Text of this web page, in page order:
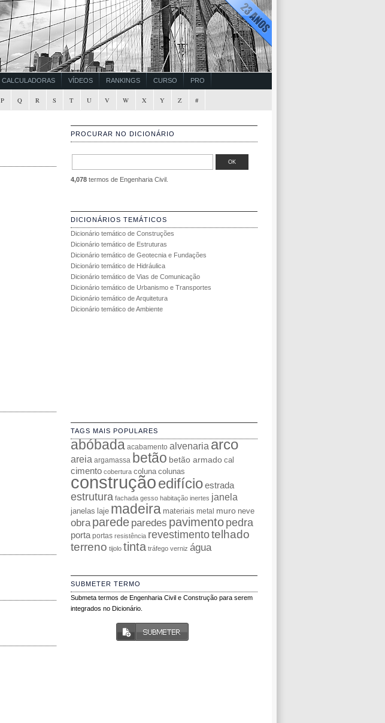
CALCULADORAS VÍDEOS RANKINGS CURSO PRO
P Q R S T U V W X Y Z #
PROCURAR NO DICIONÁRIO
4,078termos de Engenharia Civil.
DICIONÁRIOS TEMÁTICOS
Dicionário temático de Construções
Dicionário temático de Estruturas
Dicionário temático de Geotecnia e Fundações
Dicionário temático de Hidráulica
Dicionário temático de Vias de Comunicação
Dicionário temático de Urbanismo e Transportes
Dicionário temático de Arquitetura
Dicionário temático de Ambiente
TAGS MAIS POPULARES
abóbada acabamento alvenariaarco
areia argamassa betão betão armado cal
cimento cobertura coluna colunas
construçãoedifício estrada
estrutura fachada gesso habitação inertes janela
janelas laje madeira materiais metal muro neve
obra parede paredes pavimento pedra
porta portas resistência revestimentotelhado
terreno tijolo tinta tráfego verniz água
SUBMETER TERMO
Submeta termos de Engenharia Civil e Construção para serem
integrados no Dicionário.